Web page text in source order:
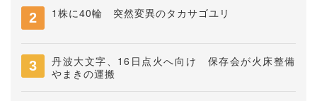
1株に40輪 突然変異のタカサゴユリ
丹波大文字、16日点火へ向け 保存会が火床整備
やまきの運搬